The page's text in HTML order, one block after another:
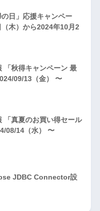
日」応援キャンペー
木）から2024年10月2
秋得キャンペーン 最
09/13（金） 〜
真夏のお買い得セール
08/14（水） 〜
JDBC Connector設